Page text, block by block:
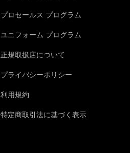
プロセールス プログラム
ユニフォーム プログラム
正規取扱店について
プライバシーポリシー
利用規約
特定商取引法に基づく表示